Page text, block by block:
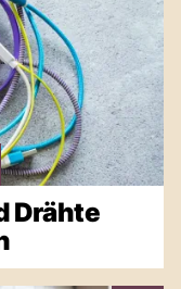
Drähte